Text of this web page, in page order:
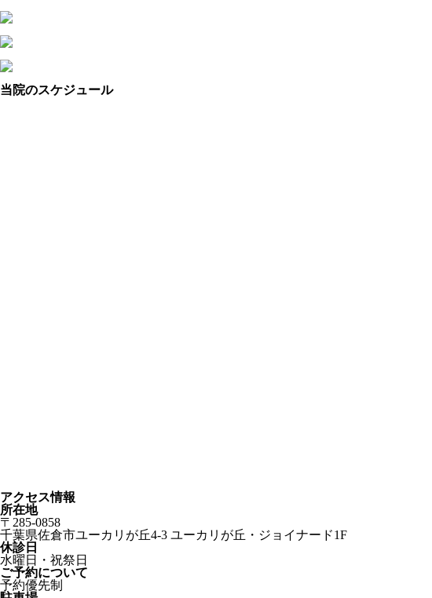
当院のスケジュール
アクセス情報
所在地
〒285-0858
千葉県佐倉市ユーカリが丘4-3 ユーカリが丘・ジョイナード1F
休診日
水曜日・祝祭日
ご予約について
予約優先制